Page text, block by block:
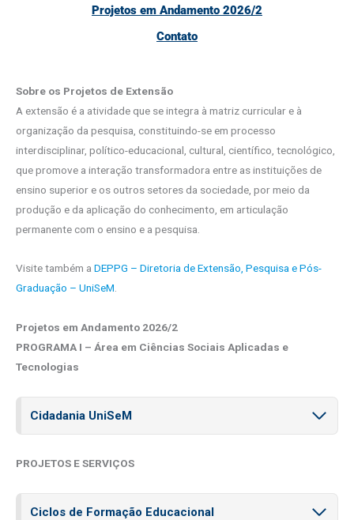
Projetos em Andamento 2026/2
Contato
Sobre os Projetos de Extensão
A extensão é a atividade que se integra à matriz curricular e à
organização da pesquisa, constituindo-se em processo
interdisciplinar, político-educacional, cultural, científico, tecnológico,
que promove a interação transformadora entre as instituições de
ensino superior e os outros setores da sociedade, por meio da
produção e da aplicação do conhecimento, em articulação
permanente com o ensino e a pesquisa.
Visite também a DEPPG – Diretoria de Extensão, Pesquisa e Pós-
Graduação – UniSeM.
Projetos em Andamento 2026/2
PROGRAMA I – Área em Ciências Sociais Aplicadas e
Tecnologias
Cidadania UniSeM
PROJETOS E SERVIÇOS
Ciclos de Formação Educacional